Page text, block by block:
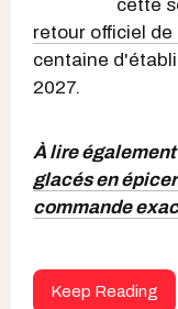
cette
retour officiel
centaine
2027.
À lire
glacés en
commande
Keep Reading